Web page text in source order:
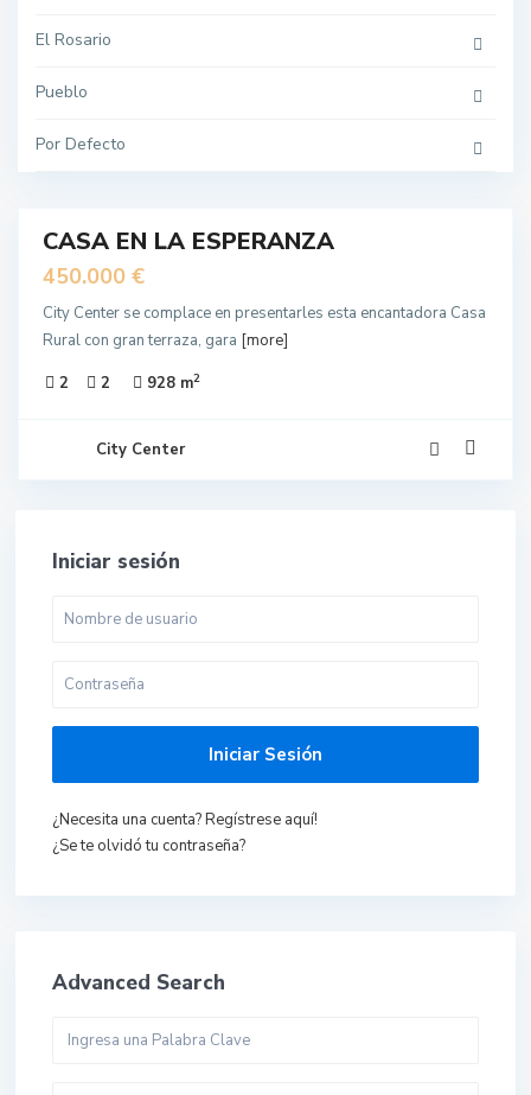
El Rosario
Pueblo
Por Defecto
18
CASA EN LA ESPERANZA
450.000 €
City Center se complace en presentarles esta encantadora Casa
Rural con gran terraza, gara [more]
2
2 928 m2
City Center
Iniciar sesión
Iniciar Sesión
¿Necesita una cuenta? Regístrese aquí!
¿Se te olvidó tu contraseña?
Advanced Search